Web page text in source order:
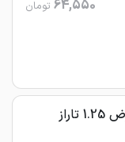
64,550 تومان
ورق گالوانیزه 2.5 عرض 1.25 تاراز